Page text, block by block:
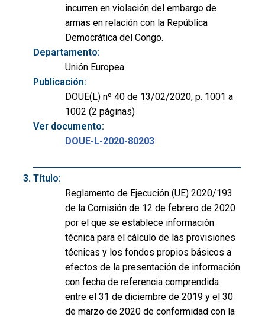
incurren en violación del embargo de
armas en relación con la República
Democrática del Congo.
Departamento:
Unión Europea
Publicación:
DOUE(L) nº 40 de 13/02/2020, p. 1001 a
1002 (2 páginas)
Ver documento:
DOUE-L-2020-80203
Título:
Reglamento de Ejecución (UE) 2020/193
de la Comisión de 12 de febrero de 2020
por el que se establece información
técnica para el cálculo de las provisiones
técnicas y los fondos propios básicos a
efectos de la presentación de información
con fecha de referencia comprendida
entre el 31 de diciembre de 2019 y el 30
de marzo de 2020 de conformidad con la